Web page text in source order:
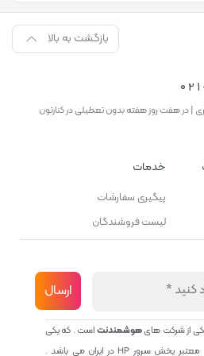
بازگشت به بالا
| در هفت روز هفته بدون تعطیلی در کنارتون
خدمات
پیگیری سفارشات
لیست فروشندگان
از شرکت هایهوشمندنتاست . که یکی
شناخته ترین و یکی از شرکت معتبر پخش سرور HP در ایران می باشد .